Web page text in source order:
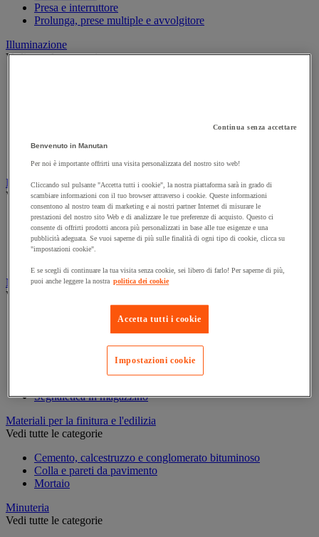
Presa e interruttore
Prolunga, prese multiple e avvolgitore
Illuminazione
Vedi tutte le categorie
Proiettore da cantiere
Torcia
Ingrassaggio e lubrificazione
Vedi tutte le categorie
Anti-aderente
Attrezzi per lubrificazione
Grasso e olio
Marcatura
Vedi tutte le categorie
Marcatura industriale
Marcatura permanente
Marcatura temporanea
Segnaletica in magazzino
Materiali per la finitura e l'edilizia
Vedi tutte le categorie
Cemento, calcestruzzo e conglomerato bituminoso
Colla e pareti da pavimento
Mortaio
Minuteria
Vedi tutte le categorie
Continua senza accettare
Benvenuto in Manutan
Per noi è importante offrirti una visita personalizzata del nostro sito web!
Cliccando sul pulsante "Accetta tutti i cookie", la nostra piattaforma sarà in grado di
scambiare informazioni con il tuo browser attraverso i cookie. Queste informazioni
consentono al nostro team di marketing e ai nostri partner Internet di misurare le
prestazioni del nostro sito Web e di analizzare le tue preferenze di acquisto. Questo ci
consente di offrirti prodotti ancora più personalizzati in base alle tue esigenze e una
pubblicità adeguata. Se vuoi saperne di più sulle finalità di ogni tipo di cookie, clicca su
"impostazioni cookie".
E se scegli di continuare la tua visita senza cookie, sei libero di farlo! Per saperne di più,
puoi anche leggere la nostra politica dei cookie
Accetta tutti i cookie
Impostazioni cookie